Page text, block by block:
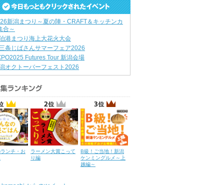
新潟まつり～夏の陣・CRAFT＆キッチンカ
合～
港まつり海上大花火大会
条じばさんサマーフェア2026
Futures Tour 新潟会場
オクトーバーフェスト2026
ンチ・お
ラーメン大賞こって
り編
B級！ご当地！新潟
ケンミングルメ～上
越編～